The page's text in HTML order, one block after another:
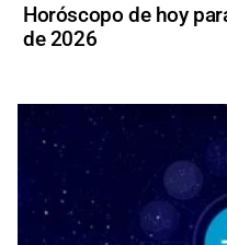
Horóscopo de hoy
de 2026